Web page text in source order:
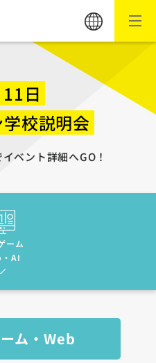
日
校説明会
ベント詳細へGO！
ーム
AI
ム・Web